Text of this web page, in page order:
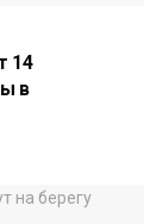
14
в